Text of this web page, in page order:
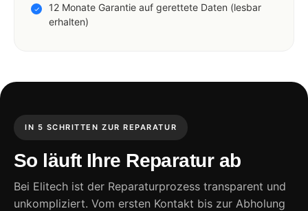
12 Monate Garantie auf gerettete Daten (lesbar
erhalten)
IN 5 SCHRITTEN ZUR REPARATUR
So läuft Ihre Reparatur ab
Bei Elitech ist der Reparaturprozess transparent und
unkompliziert. Vom ersten Kontakt bis zur Abholung